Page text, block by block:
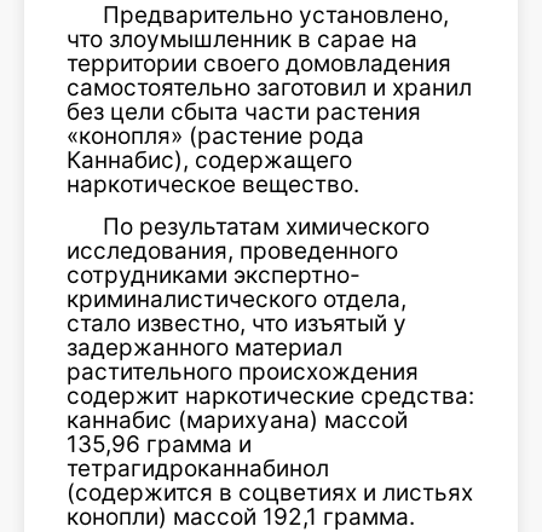
Предварительно установлено,
что злоумышленник в сарае на
территории своего домовладения
самостоятельно заготовил и хранил
без цели сбыта части растения
«конопля» (растение рода
Каннабис), содержащего
наркотическое вещество.
По результатам химического
исследования, проведенного
сотрудниками экспертно-
криминалистического отдела,
стало известно, что изъятый у
задержанного материал
растительного происхождения
содержит наркотические средства:
каннабис (марихуана) массой
135,96 грамма и
тетрагидроканнабинол
(содержится в соцветиях и листьях
конопли) массой 192,1 грамма.